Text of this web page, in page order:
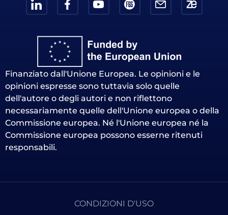
Finanziato dall'Unione Europea. Le opinioni e le
opinioni espresse sono tuttavia solo quelle
dell'autore o degli autori e non riflettono
necessariamente quelle dell'Unione europea o della
Commissione europea. Né l'Unione europea né la
Commissione europea possono esserne ritenuti
responsabili.
CONDIZIONI D'USO